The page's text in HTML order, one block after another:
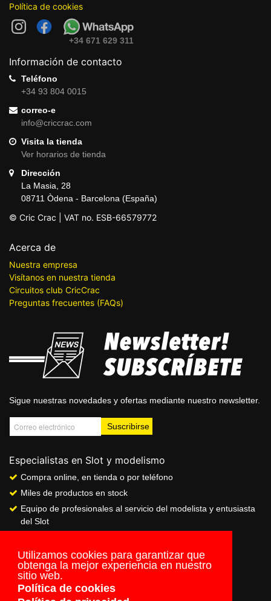
Utilizamos cookies para garantizar que
obtenga la mejor experiencia en nuestro
sitio web.
Política de cookies
Política de cookies
+34 671 629 311
Información de contacto
Teléfono
+34 93 804 0015
correo-e
info@criccrac.com
Visita la tienda
Ver horarios de tienda
Dirección
La Masia, 28
08711 Òdena - Barcelona (España)
© Cric Crac | VAT no. ESB-66579772
Acerca de
Nuestra empresa
Visítanos en nuestra tienda
Circuitos club CricCrac
Preguntas frecuentes (FAQs)
Sigue nuestras novedades y ofertas mediante nuestro newsletter.
Especialistas en Slot y modelismo
Compra online, en tienda o por teléfono
Miles de productos en stock
Equipo de profesionales al servicio del modelista y entusiasta
del Slot
Servicio de pago seguro online
Envios a todo el mundo